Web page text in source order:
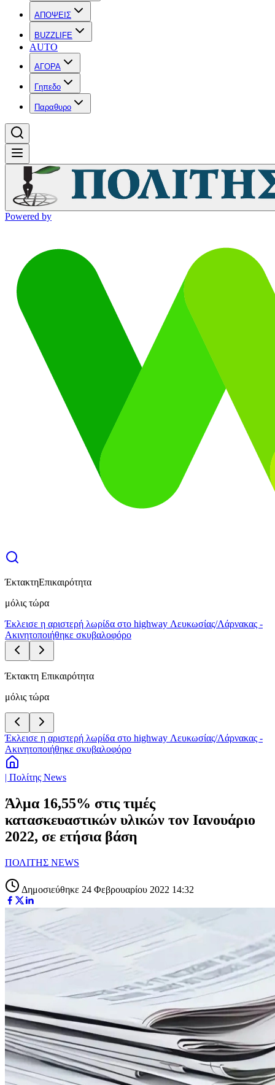
ΑΠΟΨΕΙΣ
BUZZLIFE
AUTO
ΑΓΟΡΑ
Γηπεδο
Παραθυρο
Powered by
ΈκτακτηΕπικαιρότητα
μόλις τώρα
Έκλεισε η αριστερή λωρίδα στο highway Λευκωσίας/Λάρνακας -
Ακινητοποιήθηκε σκυβαλοφόρο
Έκτακτη Επικαιρότητα
μόλις τώρα
Έκλεισε η αριστερή λωρίδα στο highway Λευκωσίας/Λάρνακας -
Ακινητοποιήθηκε σκυβαλοφόρο
| Πολίτης News
Άλμα 16,55% στις τιμές
κατασκευαστικών υλικών τον Ιανουάριο
2022, σε ετήσια βάση
ΠΟΛΙΤΗΣ NEWS
Δημοσιεύθηκε 24 Φεβρουαρίου 2022 14:32